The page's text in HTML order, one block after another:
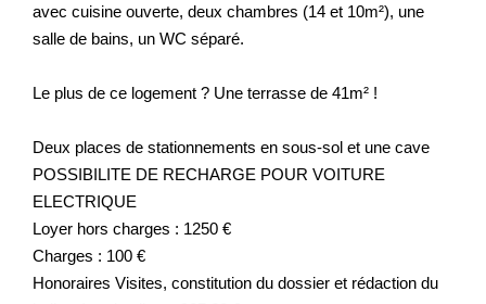
avec cuisine ouverte, deux chambres (14 et 10m²), une
salle de bains, un WC séparé.
Le plus de ce logement ? Une terrasse de 41m² !
Deux places de stationnements en sous-sol et une cave
POSSIBILITE DE RECHARGE POUR VOITURE
ELECTRIQUE
Loyer hors charges : 1250 €
Charges : 100 €
Honoraires Visites, constitution du dossier et rédaction du